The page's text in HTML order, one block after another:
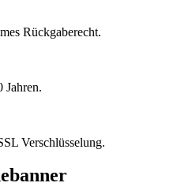
Rückgaberecht.
Jahren.
Verschlüsselung.